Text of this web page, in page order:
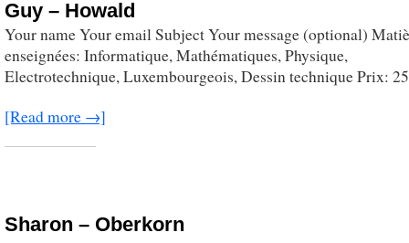
Guy – Howald
Your name Your email Subject Your message (optional)
enseignées: Informatique, Mathématiques, Physique,
Electrotechnique, Luxembourgeois, Dessin technique Prix:
[Read more →]
Sharon – Oberkorn